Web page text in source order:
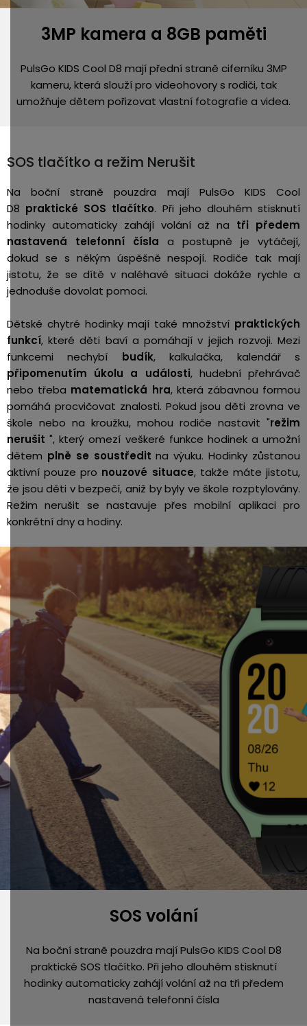
3MP kamera a 8GB paměti
PulsGo KIDS Cool D8 mají přední straně ciferníku 3MP
kameru, která slouží pro videohovory s rodiči, tak
umožňuje dětem pořizovat vlastní fotografie a videa.
SOS tlačítko a režim Nerušit
Na boční straně pouzdra mají PulsGo KIDS Cool
D8 praktické SOS tlačítko. Při jeho dlouhém stisknutí
hodinky automaticky zahájí volání až na tři předem
nastavená telefonní čísla a postupně je vytáčejí,
dokud se s někým úspěšně nespojí. Rodiče tak mají
jistotu, že se dítě v naléhavé situaci dokáže rychle a
jednoduše dovolat pomoci.
Dětské chytré hodinky mají také množství praktických
funkcí, které děti baví a pomáhají v jejich rozvoji. Mezi
funkcemi nechybí budík, kalkulačka, kalendář s
připomenutím úkolu a události, hudební přehrávač
nebo třeba matematická hra, která zábavnou formou
pomáhá procvičovat znalosti. Pokud jsou děti zrovna ve
škole nebo na kroužku, mohou rodiče nastavit "režim
nerušit", který omezí veškeré funkce hodinek a umožní
dětem plně se soustředit na výuku. Hodinky zůstanou
aktivní pouze pro nouzové situace, takže máte jistotu,
že jsou děti v bezpečí, aniž by byly ve škole rozptylovány.
Režim nerušit se nastavuje přes mobilní aplikaci pro
konkrétní dny a hodiny.
SOS volání
Na boční straně pouzdra mají PulsGo KIDS Cool D8
praktické SOS tlačítko. Při jeho dlouhém stisknutí
hodinky automaticky zahájí volání až na tři předem
nastavená telefonní čísla